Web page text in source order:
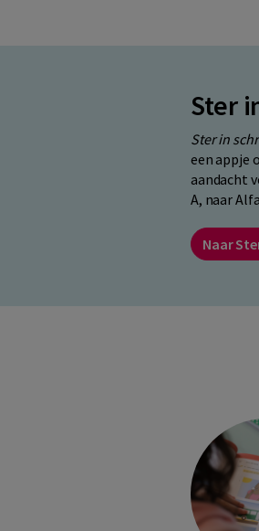
Ster
Ster in
een appje
aandacht
A, naar
Naar